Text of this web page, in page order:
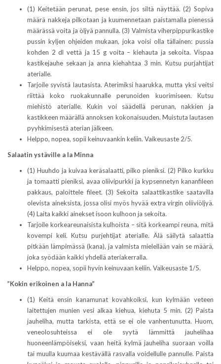
(1) Keitetään perunat, pese ensin, jos siltä näyttää. (2) Sopiva
määrä nakkeja pilkotaan ja kuumennetaan paistamalla pienessä
määrässä voita ja öljyä pannulla. (3) Valmista viherpippurikastike
pussin kyljen ohjeiden mukaan, joka voisi olla tällainen: pussia
kohden 2 dl vettä ja 15 g voita – kiehauta ja sekoita. Vispaa
kastikejauhe sekaan ja anna kiehahtaa 3 min. Kutsu purjahtijat
aterialle.
Tarjoile syvistä lautasista. Aterimiksi haarukka, mutta yksi veitsi
riittää koko ruokakunnalle perunoiden kuorimiseen. Kutsu
miehistö aterialle. Kukin voi säädellä perunan, nakkien ja
kastikkeen määrällä annoksen kokonaisuuden. Muistuta lautasen
pyyhkimisestä aterian jälkeen.
Helppo, nopea, sopii keinuvaankin keliin. Vaikeusaste 2/5.
Salaatin ystäville a la Minna
(1) Huuhdo ja kuivaa keräsalaatti, pilko pieniksi. (2) Pilko kurkku
ja tomaatti pieniksi, avaa oliivipurkki ja kypsennetyn kananfileen
pakkaus, paloittele fileet. (3) Sekoita salaattikastike saatavilla
olevista aineksista, jossa olisi myös hyvää extra virgin oliiviöljyä.
(4) Laita kaikki ainekset isoon kulhoon ja sekoita.
Tarjoile korkeareunaisista kulhoista – sitä korkeampi reuna, mitä
kovempi keli. Kutsu purjehtijat aterialle. Älä säilytä salaattia
pitkään lämpimässä (kana), ja valmista mielellään vain se määrä,
joka syödään kaikki yhdellä ateriakerralla.
Helppo, nopea, sopii hyvin keinuvaan keliin. Vaikeusaste 1/5.
”Kokin erikoinen a la Hanna”
(1) Keitä ensin kanamunat kovahkoiksi, kun kylmään veteen
laitettujen munien vesi alkaa kiehua, kiehuta 5 min. (2) Paista
jauheliha, mutta tarkista, että se ei ole vanhentunutta. Huom,
veneolosuhteissa ei ole syytä lämmittä jauhelihaa
huoneenlämpöiseksi, vaan heitä kylmä jauheliha suoraan voilla
tai muulla kuumaa kestävällä rasvalla voidellulle pannulle. Paista